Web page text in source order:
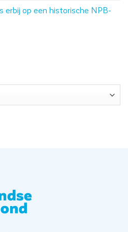
erbij op een historische NPB-